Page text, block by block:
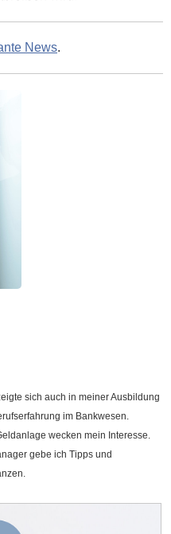
News.
sich auch in meiner Ausbildung
im Bankwesen.
wecken mein Interesse.
gebe ich Tipps und